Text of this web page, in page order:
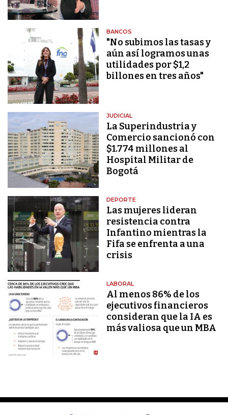
BANCOS
"No subimos las tasas y
aún así logramos unas
utilidades por $1,2
billones en tres años"
JUDICIAL
La Superindustria y
Comercio sancionó con
$1.774 millones al
Hospital Militar de
Bogotá
DEPORTE
Las mujeres lideran
resistencia contra
Infantino mientras la
Fifa se enfrenta a una
crisis
LABORAL
Al menos 86% de los
ejecutivos financieros
consideran que la IA es
más valiosa que un MBA